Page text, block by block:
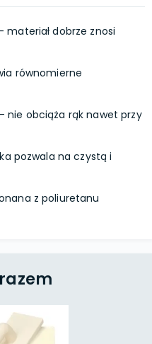
materiał dobrze znosi
równomierne
nie obciąża rąk nawet przy
pozwala na czystą i
z poliuretanu